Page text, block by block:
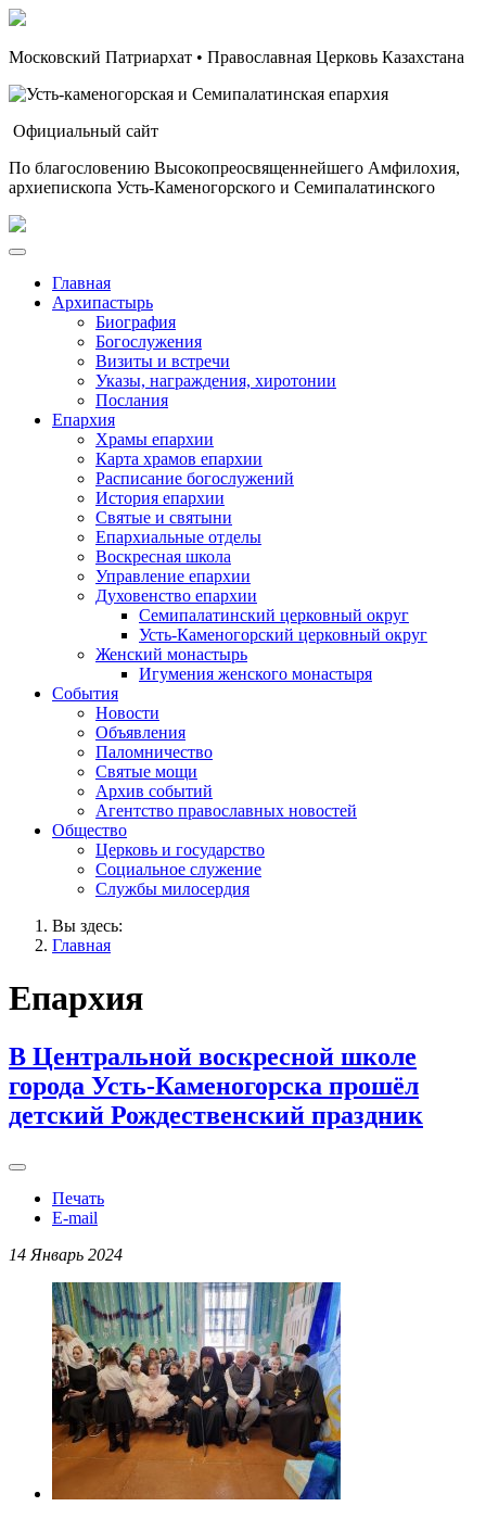
Московский Патриархат • Православная Церковь Казахстана
Официальный сайт
По благословению Высокопреосвященнейшего Амфилохия,
архиепископа Усть-Каменогорского и Семипалатинского
Главная
Архипастырь
Биография
Богослужения
Визиты и встречи
Указы, награждения, хиротонии
Послания
Епархия
Храмы епархии
Карта храмов епархии
Расписание богослужений
История епархии
Святые и святыни
Епархиальные отделы
Воскресная школа
Управление епархии
Духовенство епархии
Семипалатинский церковный округ
Усть-Каменогорский церковный округ
Женский монастырь
Игумения женского монастыря
События
Новости
Объявления
Паломничество
Святые мощи
Архив событий
Агентство православных новостей
Общество
Церковь и государство
Социальное служение
Службы милосердия
Вы здесь:
Главная
Епархия
В Центральной воскресной школе
города Усть-Каменогорска прошёл
детский Рождественский праздник
Печать
E-mail
14 Январь 2024